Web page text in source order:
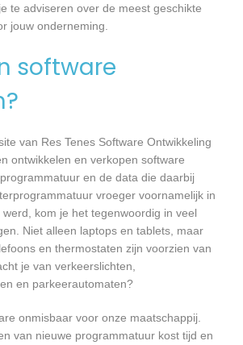
te adviseren over de meest geschikte
jouw onderneming.
software
van Res Tenes Software Ontwikkeling
ontwikkelen en verkopen software
en de data die daarbij
vroeger voornamelijk in
kom je het tegenwoordig in veel
Niet alleen laptops en tablets, maar
en thermostaten zijn voorzien van
je van verkeerslichten,
en parkeerautomaten?
onmisbaar voor onze maatschappij.
van nieuwe programmatuur kost tijd en